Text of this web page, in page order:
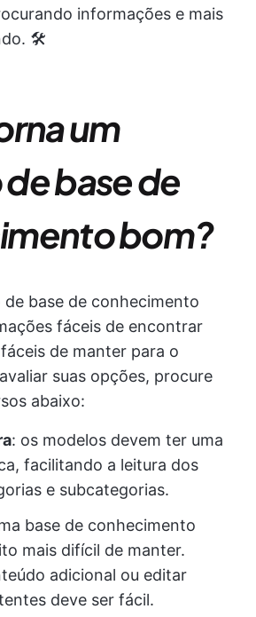
informações e mais
🛠️
um
base de
bom?
base de conhecimento
fáceis de encontrar
de manter para o
suas opções, procure
abaixo:
: os modelos devem ter uma
facilitando a leitura dos
e subcategorias.
base de conhecimento
mais difícil de manter.
adicional ou editar
deve ser fácil.